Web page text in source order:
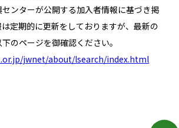
ンターが公開する加入者情報に基づき掲
定期的に更新をしておりますが、最新の
のページを御確認ください。
jwnet/about/lsearch/index.html